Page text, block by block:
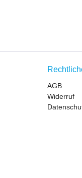
AGB
Widerruf